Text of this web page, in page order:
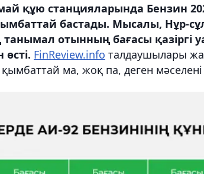
құю станцияларында Бензин
бастады. Мысалы, Нұр-
отынның бағасы қазіргі
FinReview.info талдаушылары
ма, жоқ па, деген